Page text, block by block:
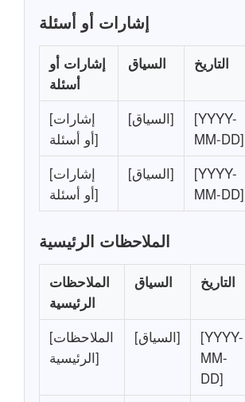
إشارات أو أسئلة
إشارات أو
أسئلة
السياق التاريخ
[إشارات
أو أسئلة]
[السياق]
[YYYY-
MM-DD]
[إشارات
أو أسئلة]
[السياق]
[YYYY-
MM-DD]
الملاحظات الرئيسية
الملاحظات
الرئيسية
السياق التاريخ
[الملاحظات
الرئيسية]
[السياق]
[YYYY-
MM-
DD]